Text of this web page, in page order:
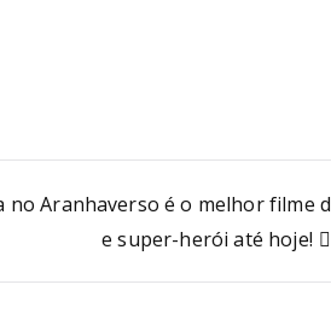
no Aranhaverso é o melhor filme d
e super-herói até hoje!